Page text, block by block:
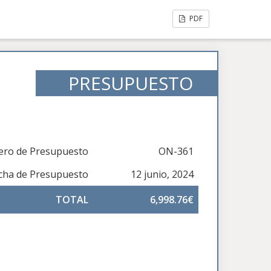
PDF
PRESUPUESTO
de Presupuesto
ON-361
de Presupuesto
12 junio, 2024
TOTAL
6,998.76€